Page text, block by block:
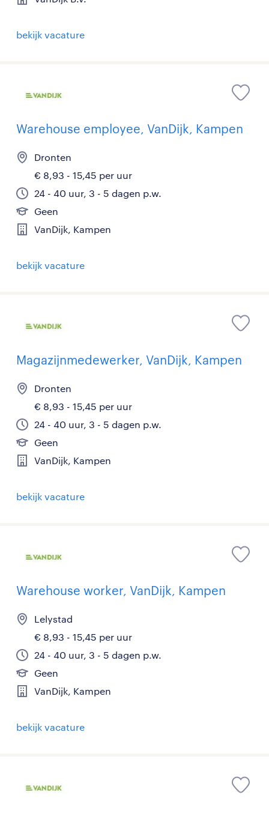
bekijk vacature
Warehouse employee, VanDijk, Kampen
Dronten
€ 8,93 - 15,45 per uur
24 - 40 uur, 3 - 5 dagen p.w.
Geen
VanDijk, Kampen
bekijk vacature
Magazijnmedewerker, VanDijk, Kampen
Dronten
€ 8,93 - 15,45 per uur
24 - 40 uur, 3 - 5 dagen p.w.
Geen
VanDijk, Kampen
bekijk vacature
Warehouse worker, VanDijk, Kampen
Lelystad
€ 8,93 - 15,45 per uur
24 - 40 uur, 3 - 5 dagen p.w.
Geen
VanDijk, Kampen
bekijk vacature